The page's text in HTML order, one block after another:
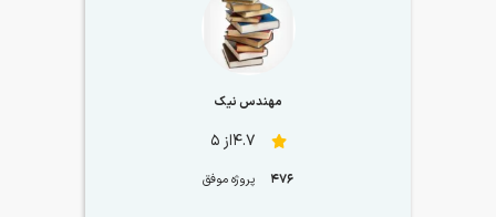
مهندس نیک
4.7از 5
476 پروژه موفق